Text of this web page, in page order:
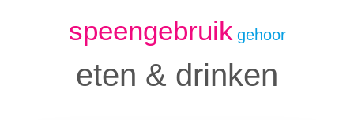
speengebruik gehoor
eten & drinken